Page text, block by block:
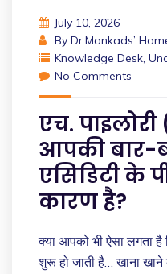
July 10, 2026
By Dr.Mankads’
Knowledge Desk,
No Comments
एच.
आपकी बार-
एसिडिटी के
कारण है?
क्या आपको भी ऐसा लगता
शुरू हो जाती है… खाना खाने